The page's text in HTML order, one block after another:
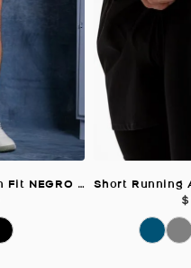
Pantaloneta Corta Con Fit NEGRO Para Hombre
$